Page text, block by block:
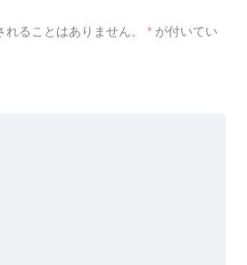
ることはありません。 * が付いてい